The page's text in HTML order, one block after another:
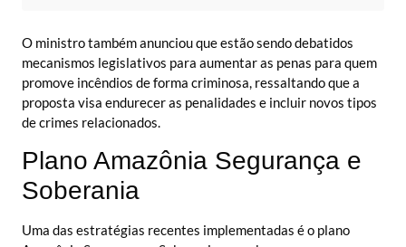
O ministro também anunciou que estão sendo debatidos
mecanismos legislativos para aumentar as penas para quem
promove incêndios de forma criminosa, ressaltando que a
proposta visa endurecer as penalidades e incluir novos tipos
de crimes relacionados.
Plano Amazônia Segurança e
Soberania
Uma das estratégias recentes implementadas é o plano